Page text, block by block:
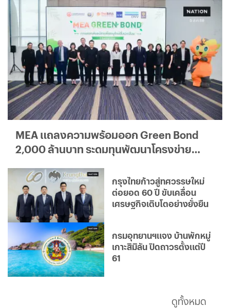
MEA แถลงความพร้อมออก Green Bond
2,000 ล้านบาท ระดมทุนพัฒนาโครงข่าย
กรุงไทยก้าวสู่ทศวรรษใหม่
ต่อยอด 60 ปี ขับเคลื่อน
เศรษฐกิจเติบโตอย่างยั่งยืน
กรมอุทยานฯแจง บ้านพักหมู่
เกาะสิมิลัน ปิดถาวรตั้งแต่ปี
61
ดูทั้งหมด